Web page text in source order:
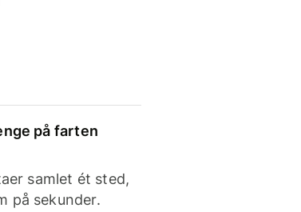
på farten
samlet ét sted,
på sekunder.